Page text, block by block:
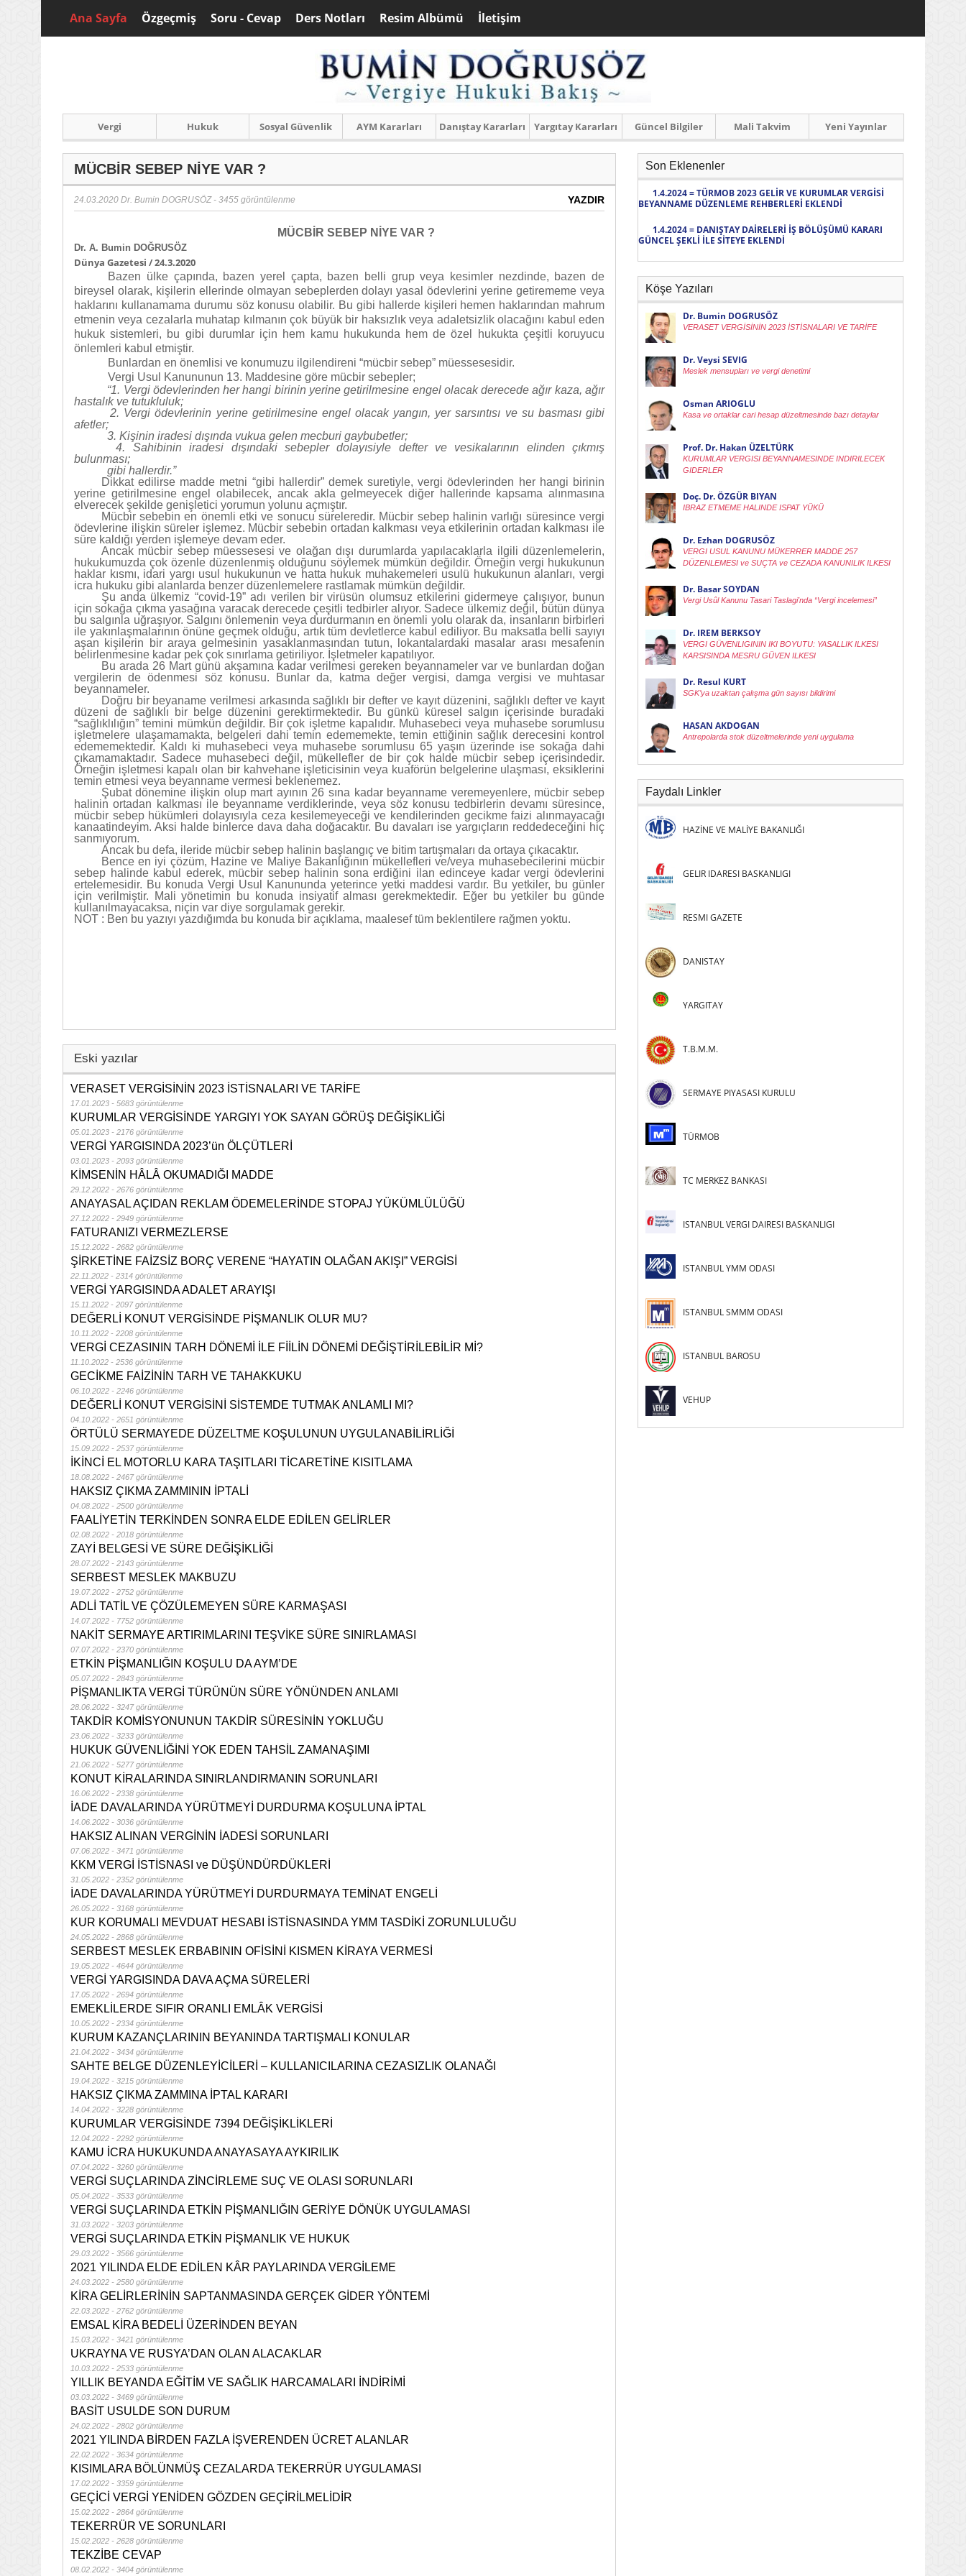
Ana Sayfa Özgeçmiş Soru - Cevap Ders Notları Resim Albümü İletişim
Vergi Hukuk Sosyal Güvenlik AYM Kararları Danıştay Kararları Yargıtay Kararları Güncel Bilgiler Mali Takvim Yeni Yayınlar
MÜCBİR SEBEP NİYE VAR ?
24.03.2020 Dr. Bumin DOGRUSÖZ- 3455 görüntülenme YAZDIR
MÜCBİR SEBEP NİYE VAR ?
Dr. A. Bumin DOĞRUSÖZ
Dünya Gazetesi / 24.3.2020
Bazen ülke çapında, bazen yerel çapta, bazen belli grup veya kesimler nezdinde, bazen de
bireysel olarak, kişilerin ellerinde olmayan sebeplerden dolayı yasal ödevlerini yerine getirememe veya
haklarını kullanamama durumu söz konusu olabilir. Bu gibi hallerde kişileri hemen haklarından mahrum
etmenin veya cezalarla muhatap kılmanın çok büyük bir haksızlık veya adaletsizlik olacağını kabul eden
hukuk sistemleri, bu gibi durumlar için hem kamu hukukunda hem de özel hukukta çeşitli koruyucu
önlemleri kabul etmiştir.
Bunlardan en önemlisi ve konumuzu ilgilendireni “mücbir sebep” müessesesidir.
Vergi Usul Kanununun 13. Maddesine göre mücbir sebepler;
“1. Vergi ödevlerinden her hangi birinin yerine getirilmesine engel olacak derecede ağır kaza, ağır
hastalık ve tutukluluk;
2. Vergi ödevlerinin yerine getirilmesine engel olacak yangın, yer sarsıntısı ve su basması gibi
afetler;
3. Kişinin iradesi dışında vukua gelen mecburi gaybubetler;
4. Sahibinin iradesi dışındaki sebepler dolayısiyle defter ve vesikalarının elinden çıkmış
bulunması;
gibi hallerdir.”
Dikkat edilirse madde metni “gibi hallerdir” demek suretiyle, vergi ödevlerinden her hangi birinin
yerine getirilmesine engel olabilecek, ancak akla gelmeyecek diğer hallerinde kapsama alınmasına
elverecek şekilde genişletici yorumun yolunu açmıştır.
Mücbir sebebin en önemli etki ve sonucu süreleredir. Mücbir sebep halinin varlığı süresince vergi
ödevlerine ilişkin süreler işlemez. Mücbir sebebin ortadan kalkması veya etkilerinin ortadan kalkması ile
süre kaldığı yerden işlemeye devam eder.
Ancak mücbir sebep müessesesi ve olağan dışı durumlarda yapılacaklarla ilgili düzenlemelerin,
hukukumuzda çok özenle düzenlenmiş olduğunu söylemek mümkün değildir. Örneğin vergi hukukunun
haklar kısmı, idari yargı usul hukukunun ve hatta hukuk muhakemeleri usulü hukukunun alanları, vergi
icra hukuku gibi alanlarda benzer düzenlemelere rastlamak mümkün değildir.
Şu anda ülkemiz “covid-19” adı verilen bir virüsün olumsuz etkilerini gidermeye çalışıyor, bunun
için sokağa çıkma yasağına varacak derecede çeşitli tedbirler alıyor. Sadece ülkemiz değil, bütün dünya
bu salgınla uğraşıyor. Salgını önlemenin veya durdurmanın en önemli yolu olarak da, insanların birbirleri
ile yakınlaşmalarının önüne geçmek olduğu, artık tüm devletlerce kabul ediliyor. Bu maksatla belli sayıyı
aşan kişilerin bir araya gelmesinin yasaklanmasından tutun, lokantalardaki masalar arası mesafenin
belirlenmesine kadar pek çok sınırlama getiriliyor. İşletmeler kapatılıyor.
Bu arada 26 Mart günü akşamına kadar verilmesi gereken beyannameler var ve bunlardan doğan
vergilerin de ödenmesi söz konusu. Bunlar da, katma değer vergisi, damga vergisi ve muhtasar
beyannameler.
Doğru bir beyaname verilmesi arkasında sağlıklı bir defter ve kayıt düzenini, sağlıklı defter ve kayıt
düzeni de sağlıklı bir belge düzenini gerektirmektedir. Bu günkü küresel salgın içerisinde buradaki
“sağlıklılığın” temini mümkün değildir. Bir çok işletme kapalıdır. Muhasebeci veya muhasebe sorumlusu
işletmelere ulaşamamakta, belgeleri dahi temin edememekte, temin ettiğinin sağlık derecesini kontrol
edememektedir. Kaldı ki muhasebeci veya muhasebe sorumlusu 65 yaşın üzerinde ise sokağa dahi
çıkamamaktadır. Sadece muhasebeci değil, mükellefler de bir çok halde mücbir sebep içerisindedir.
Örneğin işletmesi kapalı olan bir kahvehane işleticisinin veya kuaförün belgelerine ulaşması, eksiklerini
temin etmesi veya beyanname vermesi beklenemez.
Şubat dönemine ilişkin olup mart ayının 26 sına kadar beyanname veremeyenlere, mücbir sebep
halinin ortadan kalkması ile beyanname verdiklerinde, veya söz konusu tedbirlerin devamı süresince,
mücbir sebep hükümleri dolayısıyla ceza kesilemeyeceği ve kendilerinden gecikme faizi alınmayacağı
kanaatindeyim. Aksi halde binlerce dava daha doğacaktır. Bu davaları ise yargıçların reddedeceğini hiç
sanmıyorum.
Ancak bu defa, ileride mücbir sebep halinin başlangıç ve bitim tartışmaları da ortaya çıkacaktır.
Bence en iyi çözüm, Hazine ve Maliye Bakanlığının mükellefleri ve/veya muhasebecilerini mücbir
sebep halinde kabul ederek, mücbir sebep halinin sona erdiğini ilan edinceye kadar vergi ödevlerini
ertelemesidir. Bu konuda Vergi Usul Kanununda yeterince yetki maddesi vardır. Bu yetkiler, bu günler
için verilmiştir. Mali yönetimin bu konuda insiyatif alması gerekmektedir. Eğer bu yetkiler bu günde
kullanılmayacaksa, niçin var diye sorgulamak gerekir.
NOT : Ben bu yazıyı yazdığımda bu konuda bir açıklama, maalesef tüm beklentilere rağmen yoktu.
Eski yazılar
VERASET VERGİSİNİN 2023 İSTİSNALARI VE TARİFE
17.01.2023 - 5683 görüntülenme
KURUMLAR VERGİSİNDE YARGIYI YOK SAYAN GÖRÜŞ DEĞİŞİKLİĞİ
05.01.2023 - 2176 görüntülenme
VERGİ YARGISINDA 2023’ün ÖLÇÜTLERİ
03.01.2023 - 2093 görüntülenme
KİMSENİN HÂLÂ OKUMADIĞI MADDE
29.12.2022 - 2676 görüntülenme
ANAYASAL AÇIDAN REKLAM ÖDEMELERİNDE STOPAJ YÜKÜMLÜLÜĞÜ
27.12.2022 - 2949 görüntülenme
FATURANIZI VERMEZLERSE
15.12.2022 - 2682 görüntülenme
ŞİRKETİNE FAİZSİZ BORÇ VERENE “HAYATIN OLAĞAN AKIŞI” VERGİSİ
22.11.2022 - 2314 görüntülenme
VERGİ YARGISINDA ADALET ARAYIŞI
15.11.2022 - 2097 görüntülenme
DEĞERLİ KONUT VERGİSİNDE PİŞMANLIK OLUR MU?
10.11.2022 - 2208 görüntülenme
VERGİ CEZASININ TARH DÖNEMİ İLE FİİLİN DÖNEMİ DEĞİŞTİRİLEBİLİR Mİ?
11.10.2022 - 2536 görüntülenme
GECİKME FAİZİNİN TARH VE TAHAKKUKU
06.10.2022 - 2246 görüntülenme
DEĞERLİ KONUT VERGİSİNİ SİSTEMDE TUTMAK ANLAMLI MI?
04.10.2022 - 2651 görüntülenme
ÖRTÜLÜ SERMAYEDE DÜZELTME KOŞULUNUN UYGULANABİLİRLİĞİ
15.09.2022 - 2537 görüntülenme
İKİNCİ EL MOTORLU KARA TAŞITLARI TİCARETİNE KISITLAMA
18.08.2022 - 2467 görüntülenme
HAKSIZ ÇIKMA ZAMMININ İPTALİ
04.08.2022 - 2500 görüntülenme
FAALİYETİN TERKİNDEN SONRA ELDE EDİLEN GELİRLER
02.08.2022 - 2018 görüntülenme
ZAYİ BELGESİ VE SÜRE DEĞİŞİKLİĞİ
28.07.2022 - 2143 görüntülenme
SERBEST MESLEK MAKBUZU
19.07.2022 - 2752 görüntülenme
ADLİ TATİL VE ÇÖZÜLEMEYEN SÜRE KARMAŞASI
14.07.2022 - 7752 görüntülenme
NAKİT SERMAYE ARTIRIMLARINI TEŞVİKE SÜRE SINIRLAMASI
07.07.2022 - 2370 görüntülenme
ETKİN PİŞMANLIĞIN KOŞULU DA AYM’DE
05.07.2022 - 2843 görüntülenme
PİŞMANLIKTA VERGİ TÜRÜNÜN SÜRE YÖNÜNDEN ANLAMI
28.06.2022 - 3247 görüntülenme
TAKDİR KOMİSYONUNUN TAKDİR SÜRESİNİN YOKLUĞU
23.06.2022 - 3233 görüntülenme
HUKUK GÜVENLİĞİNİ YOK EDEN TAHSİL ZAMANAŞIMI
21.06.2022 - 5277 görüntülenme
KONUT KİRALARINDA SINIRLANDIRMANIN SORUNLARI
16.06.2022 - 2338 görüntülenme
İADE DAVALARINDA YÜRÜTMEYİ DURDURMA KOŞULUNA İPTAL
14.06.2022 - 3036 görüntülenme
HAKSIZ ALINAN VERGİNİN İADESİ SORUNLARI
07.06.2022 - 3471 görüntülenme
KKM VERGİ İSTİSNASI ve DÜŞÜNDÜRDÜKLERİ
31.05.2022 - 2352 görüntülenme
İADE DAVALARINDA YÜRÜTMEYİ DURDURMAYA TEMİNAT ENGELİ
26.05.2022 - 3168 görüntülenme
KUR KORUMALI MEVDUAT HESABI İSTİSNASINDA YMM TASDİKİ ZORUNLULUĞU
24.05.2022 - 2868 görüntülenme
SERBEST MESLEK ERBABININ OFİSİNİ KISMEN KİRAYA VERMESİ
19.05.2022 - 4644 görüntülenme
VERGİ YARGISINDA DAVA AÇMA SÜRELERİ
17.05.2022 - 2694 görüntülenme
EMEKLİLERDE SIFIR ORANLI EMLÂK VERGİSİ
10.05.2022 - 2334 görüntülenme
KURUM KAZANÇLARININ BEYANINDA TARTIŞMALI KONULAR
21.04.2022 - 3434 görüntülenme
SAHTE BELGE DÜZENLEYİCİLERİ – KULLANICILARINA CEZASIZLIK OLANAĞI
19.04.2022 - 3215 görüntülenme
HAKSIZ ÇIKMA ZAMMINA İPTAL KARARI
14.04.2022 - 3228 görüntülenme
KURUMLAR VERGİSİNDE 7394 DEĞİŞİKLİKLERİ
12.04.2022 - 2292 görüntülenme
KAMU İCRA HUKUKUNDA ANAYASAYA AYKIRILIK
07.04.2022 - 3260 görüntülenme
VERGİ SUÇLARINDA ZİNCİRLEME SUÇ VE OLASI SORUNLARI
05.04.2022 - 3533 görüntülenme
VERGİ SUÇLARINDA ETKİN PİŞMANLIĞIN GERİYE DÖNÜK UYGULAMASI
31.03.2022 - 3203 görüntülenme
VERGİ SUÇLARINDA ETKİN PİŞMANLIK VE HUKUK
29.03.2022 - 3566 görüntülenme
2021 YILINDA ELDE EDİLEN KÂR PAYLARINDA VERGİLEME
24.03.2022 - 2580 görüntülenme
KİRA GELİRLERİNİN SAPTANMASINDA GERÇEK GİDER YÖNTEMİ
22.03.2022 - 2762 görüntülenme
EMSAL KİRA BEDELİ ÜZERİNDEN BEYAN
15.03.2022 - 3421 görüntülenme
UKRAYNA VE RUSYA’DAN OLAN ALACAKLAR
10.03.2022 - 2533 görüntülenme
YILLIK BEYANDA EĞİTİM VE SAĞLIK HARCAMALARI İNDİRİMİ
03.03.2022 - 3469 görüntülenme
BASİT USULDE SON DURUM
24.02.2022 - 2802 görüntülenme
2021 YILINDA BİRDEN FAZLA İŞVERENDEN ÜCRET ALANLAR
22.02.2022 - 3634 görüntülenme
KISIMLARA BÖLÜNMÜŞ CEZALARDA TEKERRÜR UYGULAMASI
17.02.2022 - 3359 görüntülenme
GEÇİCİ VERGİ YENİDEN GÖZDEN GEÇİRİLMELİDİR
15.02.2022 - 2864 görüntülenme
TEKERRÜR VE SORUNLARI
15.02.2022 - 2628 görüntülenme
TEKZİBE CEVAP
08.02.2022 - 3404 görüntülenme
Son Eklenenler
1.4.2024 = TÜRMOB 2023 GELİR VE KURUMLAR VERGİSİ
BEYANNAME DÜZENLEME REHBERLERİ EKLENDİ
1.4.2024 = DANIŞTAY DAİRELERİ İŞ BÖLÜŞÜMÜ KARARI
GÜNCEL ŞEKLİ İLE SİTEYE EKLENDİ
Köşe Yazıları
Dr. Bumin DOGRUSÖZ
VERASET VERGİSİNİN 2023 İSTİSNALARI VE TARİFE
Dr. Veysi SEVIG
Meslek mensupları ve vergi denetimi
Osman ARIOGLU
Kasa ve ortaklar cari hesap düzeltmesinde bazı detaylar
Prof. Dr. Hakan ÜZELTÜRK
KURUMLAR VERGISI BEYANNAMESINDE INDIRILECEK
GIDERLER
Doç. Dr. ÖZGÜR BIYAN
IBRAZ ETMEME HALINDE ISPAT YÜKÜ
Dr. Ezhan DOGRUSÖZ
VERGI USUL KANUNU MÜKERRER MADDE 257
DÜZENLEMESI ve SUÇTA ve CEZADA KANUNILIK ILKESI
Dr. Basar SOYDAN
Vergi Usûl Kanunu Tasari Taslagi'nda “Vergi incelemesi”
Dr. IREM BERKSOY
VERGI GÜVENLIGININ IKI BOYUTU: YASALLIK ILKESI
KARSISINDA MESRU GÜVEN ILKESI
Dr. Resul KURT
SGK’ya uzaktan çalışma gün sayısı bildirimi
HASAN AKDOGAN
Antrepolarda stok düzeltmelerinde yeni uygulama
Faydalı Linkler
HAZİNE VE MALİYE BAKANLIĞI
GELIR IDARESI BASKANLIGI
RESMI GAZETE
DANISTAY
YARGITAY
T.B.M.M.
SERMAYE PIYASASI KURULU
TÜRMOB
TC MERKEZ BANKASI
ISTANBUL VERGI DAIRESI BASKANLIGI
ISTANBUL YMM ODASI
ISTANBUL SMMM ODASI
ISTANBUL BAROSU
VEHUP